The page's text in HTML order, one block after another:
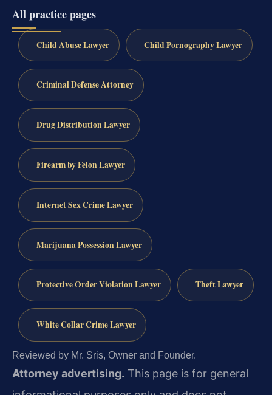
All practice pages
Child Abuse Lawyer Child Pornography Lawyer
Criminal Defense Attorney
Drug Distribution Lawyer
Firearm by Felon Lawyer
Internet Sex Crime Lawyer
Marijuana Possession Lawyer
Protective Order Violation Lawyer Theft Lawyer
White Collar Crime Lawyer
Reviewed by Mr. Sris, Owner and Founder.
Attorney advertising. This page is for general